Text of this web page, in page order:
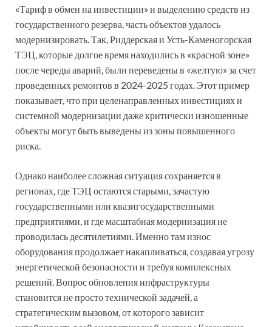
«Тариф в обмен на инвестиции» и выделению средств из
государственного резерва, часть объектов удалось
модернизировать. Так, Риддерская и Усть-Каменогорская
ТЭЦ, которые долгое время находились в «красной зоне»
после череды аварий, были переведены в «желтую» за счет
проведенных ремонтов в 2024-2025 годах. Этот пример
показывает, что при целенаправленных инвестициях и
системной модернизации даже критически изношенные
объекты могут быть выведены из зоны повышенного
риска.
Однако наиболее сложная ситуация сохраняется в
регионах, где ТЭЦ остаются старыми, зачастую
государственными или квазигосударственными
предприятиями, и где масштабная модернизация не
проводилась десятилетиями. Именно там износ
оборудования продолжает накапливаться, создавая угрозу
энергетической безопасности и требуя комплексных
решений. Вопрос обновления инфраструктуры
становится не просто технической задачей, а
стратегическим вызовом, от которого зависит